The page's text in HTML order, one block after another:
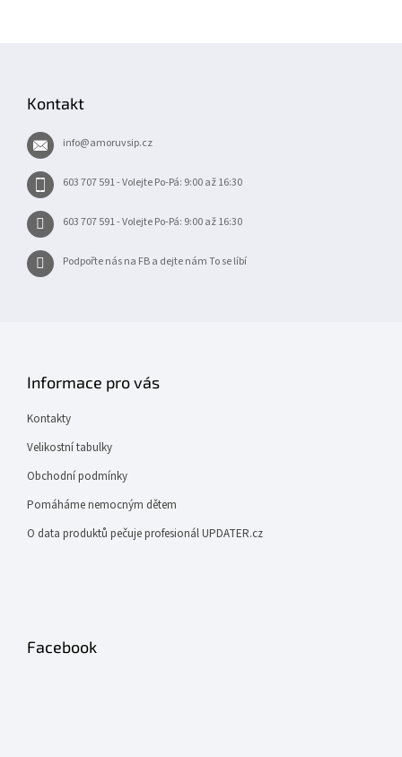
Kontakt
info@amoruvsip.cz
603 707 591 - Volejte Po-Pá: 9:00 až 16:30
603 707 591 - Volejte Po-Pá: 9:00 až 16:30
Podpořte nás na FB a dejte nám To se líbí
Informace pro vás
Kontakty
Velikostní tabulky
Obchodní podmínky
Pomáháme nemocným dětem
O data produktů pečuje profesionál UPDATER.cz
Facebook